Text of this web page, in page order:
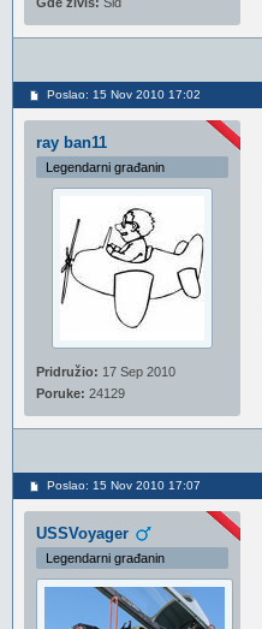
Poslao: 15 Nov 2010 17:02
ray ban11
Legendarni građanin
Pridružio: 17 Sep 2010
Poruke: 24129
Poslao: 15 Nov 2010 17:07
USSVoyager
Legendarni građanin